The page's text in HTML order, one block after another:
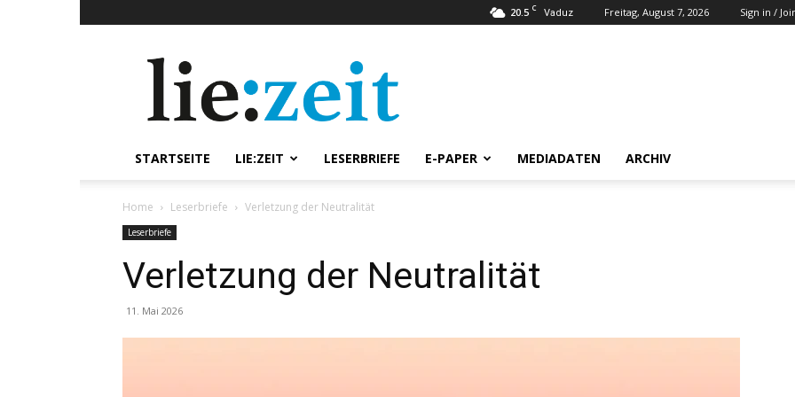
20.5 C Vaduz Freitag, August 7, 2026 Sign in /
STARTSEITE LIE:ZEIT LESERBRIEFE E-PAPER MEDIADATEN ARCHIV
Home Leserbriefe Verletzung der Neutralität
Leserbriefe
Verletzung der Neutralität
11. Mai 2026